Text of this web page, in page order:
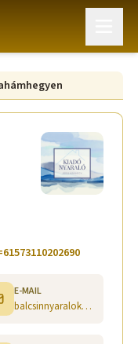
E-MAIL
balcsinnyaralok@gmail.com